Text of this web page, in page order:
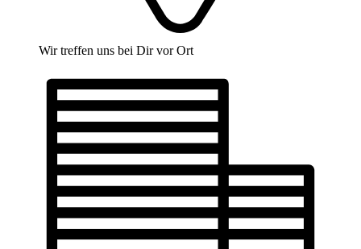
Wir treffen uns bei Dir vor Ort